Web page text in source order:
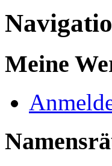
Meine